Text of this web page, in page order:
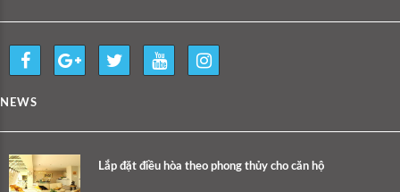
NEWS
Lắp đặt điều hòa theo phong thủy cho căn hộ